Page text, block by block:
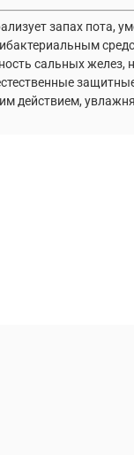
запах пота,
сальных
действием,